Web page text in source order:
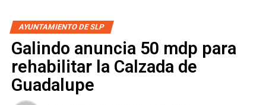
AYUNTAMIENTO DE SLP
Galindo anuncia 50 mdp para
rehabilitar la Calzada de
Guadalupe